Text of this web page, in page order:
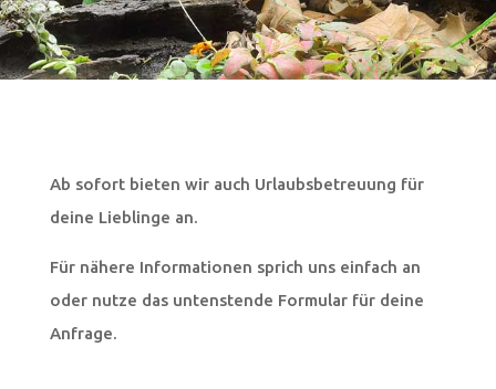
Ab sofort bieten wir auch Urlaubsbetreuung für
deine Lieblinge an.
Für nähere Informationen sprich uns einfach an
oder nutze das untenstende Formular für deine
Anfrage.